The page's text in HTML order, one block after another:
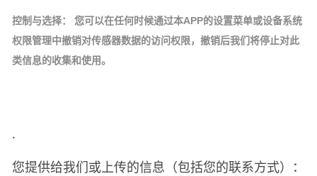
控制与选择： 您可以在任何时候通过本APP的设置菜单或设备系统
权限管理中撤销对传感器数据的访问权限，撤销后我们将停止对此
类信息的收集和使用。
·
您提供给我们或上传的信息（包括您的联系方式）：